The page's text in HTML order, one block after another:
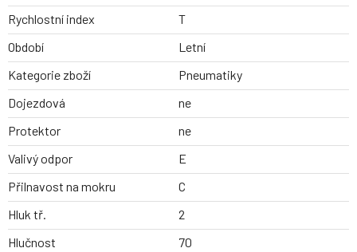
Rychlostní index
T
Období
Letní
Kategorie zboží
Pneumatiky
Dojezdová
ne
Protektor
ne
Valivý odpor
E
Přilnavost na mokru
C
Hluk tř.
2
Hlučnost
70